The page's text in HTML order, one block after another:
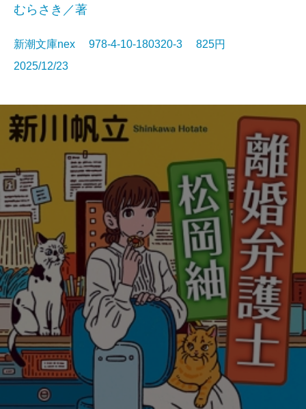
むらさき／著
新潮文庫nex 978-4-10-180320-3 825円
2025/12/23